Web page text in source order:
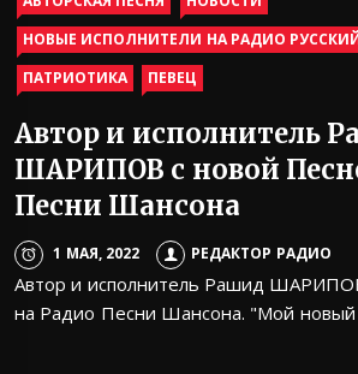
НОВЫЕ ИСПОЛНИТЕЛИ НА РАДИО
ПАТРИОТИКА
ПЕВЕЦ
Автор и исполнитель
ШАРИПОВ с новой
Песни Шансона
1 МАЯ, 2022 РЕДАКТОР РАДИО
Автор и исполнитель Рашид
на Радио Песни Шансона. "Мой новый